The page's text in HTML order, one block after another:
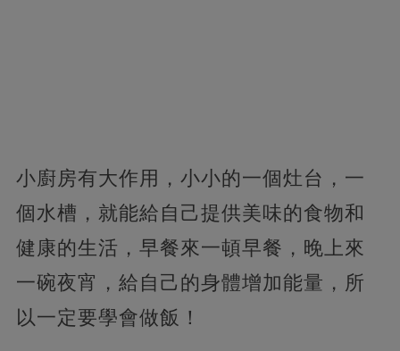
小廚房有大作用，小小的一個灶台，一
個水槽，就能給自己提供美味的食物和
健康的生活，早餐來一頓早餐，晚上來
一碗夜宵，給自己的身體增加能量，所
以一定要學會做飯！